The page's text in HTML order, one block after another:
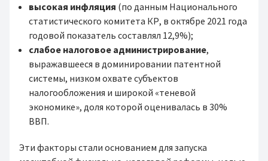
высокая инфляция (по данным Национального
статистического комитета КР, в октябре 2021 года
годовой показатель составлял 12,9%);
слабое налоговое администрирование,
выражавшееся в доминировании патентной
системы, низком охвате субъектов
налогообложения и широкой «теневой
экономике», доля которой оценивалась в 30%
ВВП.
Эти факторы стали основанием для запуска